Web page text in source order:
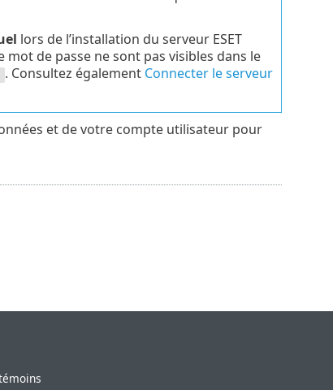
lors de l’installation du serveur ESET
mot de passe ne sont pas visibles dans le
. Consultez également Connecter le serveur
et de votre compte utilisateur pour